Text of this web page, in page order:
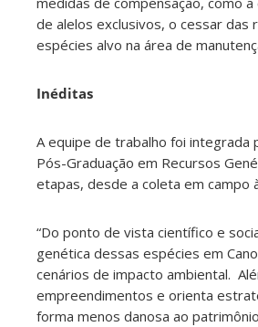
de alelos exclusivos, o cessar das
espécies alvo na área de
Inéditas
A equipe de trabalho foi
Pós-Graduação em Recursos
etapas, desde a coleta em campo
“Do ponto de vista científico e
genética dessas espécies em
cenários de impacto ambiental.
empreendimentos e orienta
forma menos danosa ao